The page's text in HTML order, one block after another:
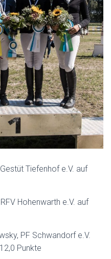
Tiefenhof e.V. auf
Hohenwarth e.V. auf
PF Schwandorf e.V.
Punkte